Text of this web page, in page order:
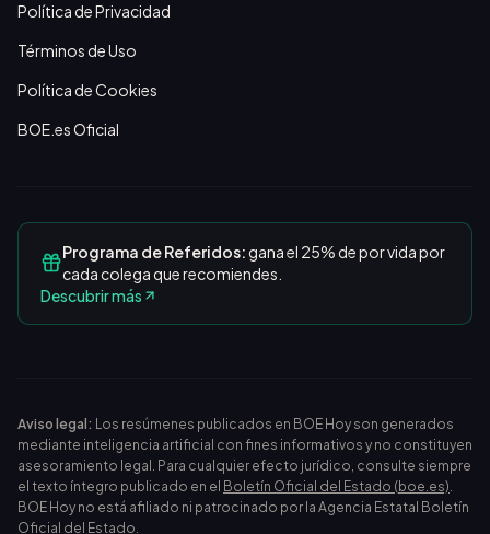
Política de Privacidad
Términos de Uso
Política de Cookies
BOE.es Oficial
Programa de Referidos:gana el 25% de por vida por
cada colega que recomiendes.
Descubrir más
Aviso legal: Los resúmenes publicados en BOE Hoy son generados
mediante inteligencia artificial con fines informativos y no constituyen
asesoramiento legal. Para cualquier efecto jurídico, consulte siempre
el texto íntegro publicado en el Boletín Oficial del Estado (boe.es).
BOE Hoy no está afiliado ni patrocinado por la Agencia Estatal Boletín
Oficial del Estado.